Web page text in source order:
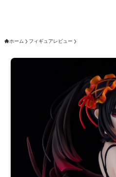
ホーム フィギュアレビュー